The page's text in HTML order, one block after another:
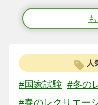
人
#国家試験 #冬の
#春のレクリエー